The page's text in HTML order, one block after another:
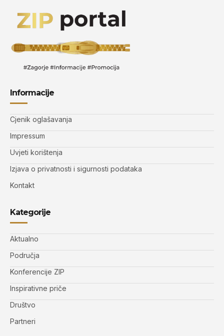
Informacije
Cjenik oglašavanja
Impressum
Uvjeti korištenja
Izjava o privatnosti i sigurnosti podataka
Kontakt
Kategorije
Aktualno
Područja
Konferencije ZIP
Inspirativne priče
Društvo
Partneri